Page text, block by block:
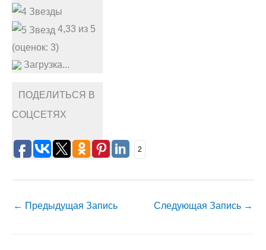
4,33 из 5
(оценок: 3)
Загрузка...
ПОДЕЛИТЬСЯ В
СОЦСЕТЯХ
2
← Предыдущая Запись Следующая Запись →